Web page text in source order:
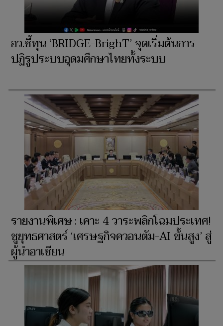
อว.ชี้ทุน ‘BRIDGE-BrighT’ จุดเริ่มต้นการ
ปฏิรูประบบอุดมศึกษาไทยทั้งระบบ
รายงานพิเศษ : เคาะ 4 วาระพลิกโฉมประเทศ!
ชูยุทธศาสตร์ ‘เศรษฐกิจควอนตัม-AI ขั้นสูง’ สู่
ผู้นำอาเซียน